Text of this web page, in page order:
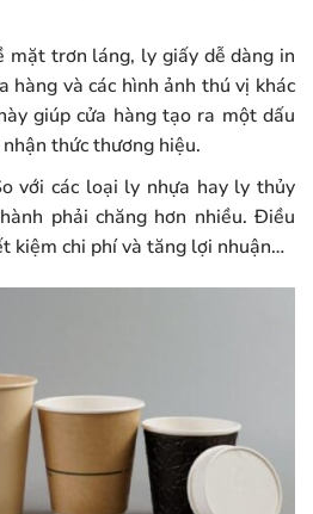
mặt trơn láng, ly giấy dễ dàng in
hàng và các hình ảnh thú vị khác
giúp cửa hàng tạo ra một dấu
thức thương hiệu.
với các loại ly nhựa hay ly thủy
phải chăng hơn nhiều. Điều
kiệm chi phí và tăng lợi nhuận…